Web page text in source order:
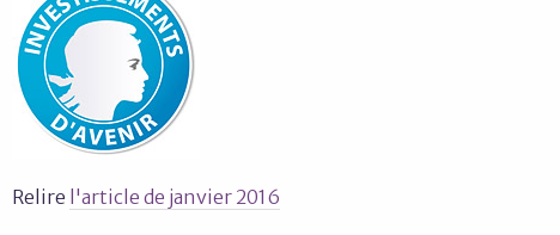
Relire l'article de janvier 2016